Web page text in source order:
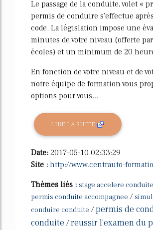
Le passage de la conduite, volet «
permis de conduire s'effectue
code. La législation impose une
minutes de votre niveau (offerte
écoles) et un minimum de 20
En fonction de votre niveau et de
notre équipe de formation vous
options pour vous...
LIRE LA SUITE
Date: 2017-05-10 02:33:29
Site : http://www.centrauto-
Thèmes liés : stage accelere
permis conduite accompagnee /
conduire conduite /permis de
conduite /reussir l'examen du